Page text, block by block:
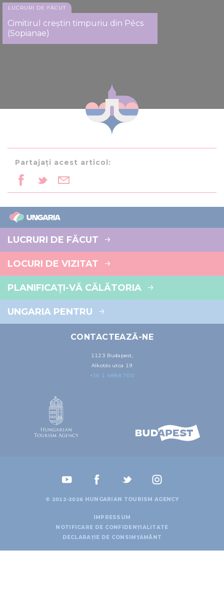
LUCRURI DE FĂCUT
Cimitirul creștin timpuriu din Pécs
(Sopianae)
Partajați acest articol:
LUCRURI DE FĂCUT
LOCURI DE VIZITAT
PLANIFICAȚI-VĂ CĂLĂTORIA
UNGARIA PENTRU
CONTACTEAZĂ-NE
1123 Budapest,
Alkotás utca 19
+36 1 4888 700
© 2012-2026 HUNGARIAN TOURISM AGENCY
IMPRESSUM
NOTIFICARE DE CONFIDENȚIALITATE
DECLARAȚIE DE CONSIMȚĂMÂNT